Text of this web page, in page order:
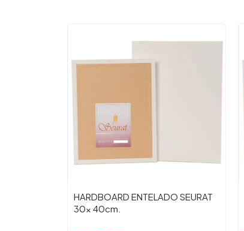
HARDBOARD ENTELADO SEURAT
30x 40cm.